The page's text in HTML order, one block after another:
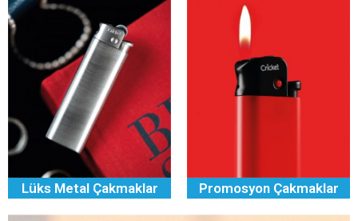
Promosyon Çakmaklar
Lüks Metal Çakmaklar